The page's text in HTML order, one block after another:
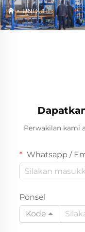
>UNDUH
Perwakilan kami
Whatsapp /
Ponsel
Kode